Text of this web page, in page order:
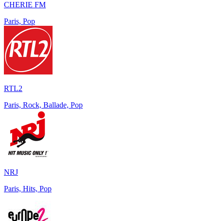
CHERIE FM
Paris, Pop
RTL2
Paris, Rock, Ballade, Pop
NRJ
Paris, Hits, Pop